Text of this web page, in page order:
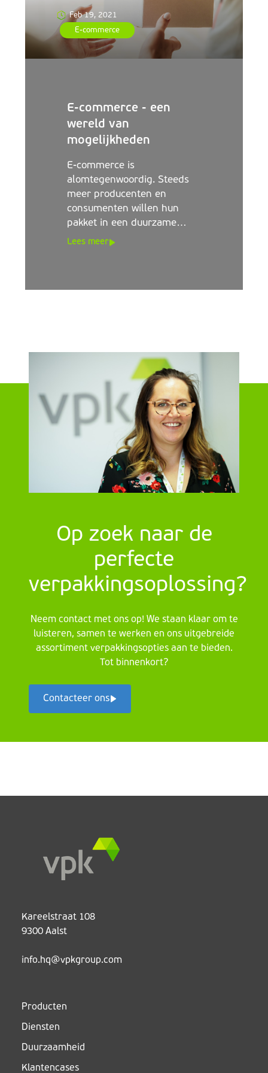
Feb 19, 2021
E-commerce
E-commerce - een
wereld van
mogelijkheden
E-commerce is
alomtegenwoordig. Steeds
meer producenten en
consumenten willen hun
pakket in een duurzame
verpakking laten bezorgen.
verpakking, perfect
ontworpen voor jouw product
of merk, kan visuele impact
bieden, maximale
bescherming - of allebei!
Lees meer
Op zoek naar de
perfecte
verpakkingsoplossing?
Neem contact met ons op! We staan klaar om te
luisteren, samen te werken en ons uitgebreide
assortiment verpakkingsopties aan te bieden.
Tot binnenkort?
Contacteer ons
Kareelstraat 108
9300 Aalst
info.hq@vpkgroup.com
Producten
Diensten
Duurzaamheid
Klantencases